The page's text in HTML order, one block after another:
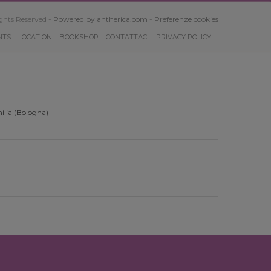
Reserved - Powered by antherica.com - Preferenze cookies
LOCATION BOOKSHOP CONTATTACI PRIVACY POLICY
(Bologna)